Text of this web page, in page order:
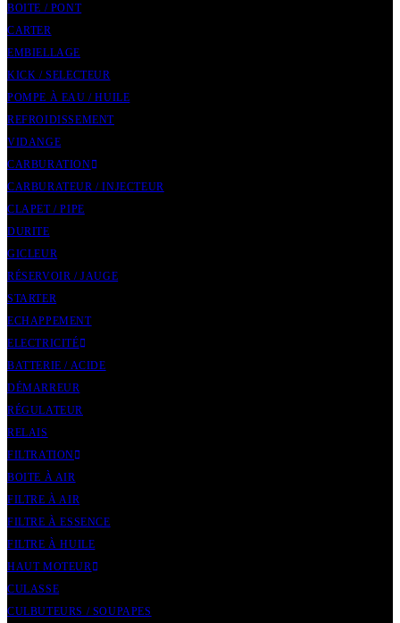
BOITE / PONT
CARTER
EMBIELLAGE
KICK / SELECTEUR
POMPE À EAU / HUILE
REFROIDISSEMENT
VIDANGE
CARBURATION
CARBURATEUR / INJECTEUR
CLAPET / PIPE
DURITE
GICLEUR
RÉSERVOIR / JAUGE
STARTER
ECHAPPEMENT
ELECTRICITÉ
BATTERIE / ACIDE
DÉMARREUR
RÉGULATEUR
RELAIS
FILTRATION
BOITE À AIR
FILTRE À AIR
FILTRE À ESSENCE
FILTRE À HUILE
HAUT MOTEUR
CULASSE
CULBUTEURS / SOUPAPES